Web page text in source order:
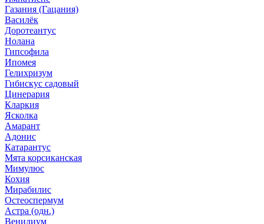
Газания (Гацания)
Василёк
Доротеантус
Нолана
Гипсофила
Ипомея
Гелихризум
Гибискус садовый
Цинерария
Кларкия
Ясколка
Амарант
Адонис
Катарантус
Мята корсиканская
Мимулюс
Кохия
Мирабилис
Остеоспермум
Астра (одн.)
Венидиум